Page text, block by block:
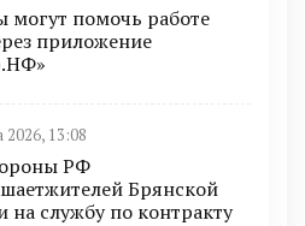
могут помочь работе
приложение
2026, 13:08
РФ
Брянской
на службу по контракту